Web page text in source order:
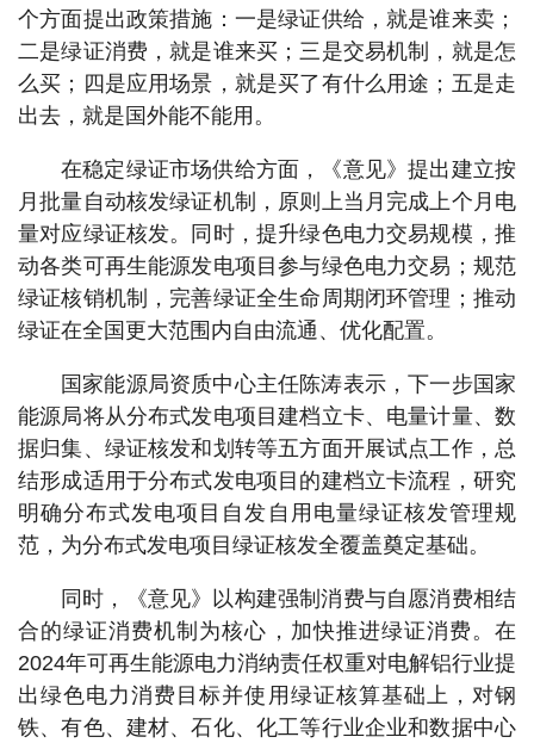
个方面提出政策措施：一是绿证供给，就是谁来卖；
二是绿证消费，就是谁来买；三是交易机制，就是怎
么买；四是应用场景，就是买了有什么用途；五是走
出去，就是国外能不能用。
在稳定绿证市场供给方面，《意见》提出建立按
月批量自动核发绿证机制，原则上当月完成上个月电
量对应绿证核发。同时，提升绿色电力交易规模，推
动各类可再生能源发电项目参与绿色电力交易；规范
绿证核销机制，完善绿证全生命周期闭环管理；推动
绿证在全国更大范围内自由流通、优化配置。
国家能源局资质中心主任陈涛表示，下一步国家
能源局将从分布式发电项目建档立卡、电量计量、数
据归集、绿证核发和划转等五方面开展试点工作，总
结形成适用于分布式发电项目的建档立卡流程，研究
明确分布式发电项目自发自用电量绿证核发管理规
范，为分布式发电项目绿证核发全覆盖奠定基础。
同时，《意见》以构建强制消费与自愿消费相结
合的绿证消费机制为核心，加快推进绿证消费。在
2024年可再生能源电力消纳责任权重对电解铝行业提
出绿色电力消费目标并使用绿证核算基础上，对钢
铁、有色、建材、石化、化工等行业企业和数据中心